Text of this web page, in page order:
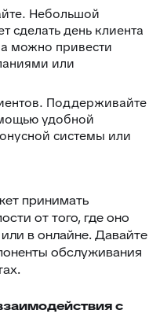
Небольшой
сделать день клиента
можно привести
или
Поддерживайте
удобной
системы или
принимать
от того, где оно
в онлайне. Давайте
обслуживания
с